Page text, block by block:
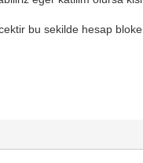
bu sekilde hesap